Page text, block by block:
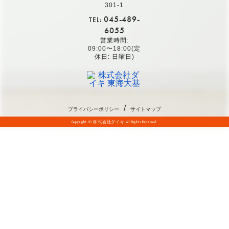
301-1
TEL: 045-489-
6055
営業時間:
09:00〜18:00(定
休日: 日曜日)
プライバシーポリシー / サイトマップ
Copyright © 株式会社ダイキ All Rights Reserved.